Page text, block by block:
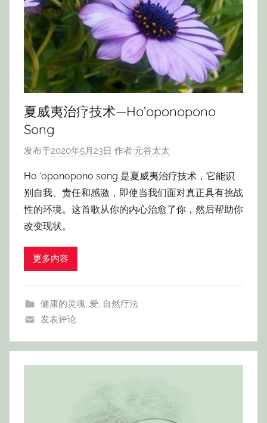
夏威夷治疗技术—Ho’oponopono
Song
发布于2020年5月23日 作者:元谷太太
Ho ‘oponopono song 是夏威夷治疗技术，它能识
别自我、责任和感激，即使当我们面对真正具有挑战
性的环境。这首歌从你的内心治愈了你，然后帮助你
改变现状。
更多内容
健康的灵魂, 爱, 自然疗法
发表评论